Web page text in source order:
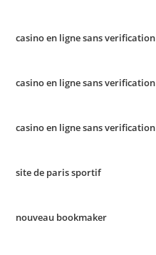
casino en ligne sans verification
casino en ligne sans verification
casino en ligne sans verification
site de paris sportif
nouveau bookmaker